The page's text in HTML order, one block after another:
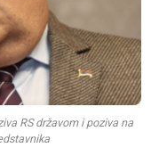
RS državom i poziva na